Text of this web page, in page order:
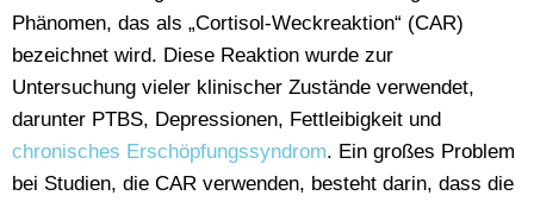
Phänomen, das als „Cortisol-Weckreaktion“ (CAR)
bezeichnet wird. Diese Reaktion wurde zur
Untersuchung vieler klinischer Zustände verwendet,
darunter PTBS, Depressionen, Fettleibigkeit und
chronisches Erschöpfungssyndrom. Ein großes Problem
bei Studien, die CAR verwenden, besteht darin, dass die